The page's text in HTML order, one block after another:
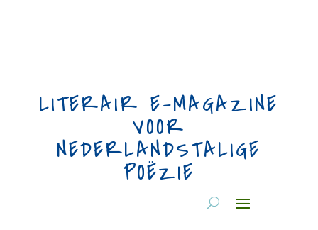
LITERAIR E-MAGAZINE
VOOR
NEDERLANDSTALIGE
POËZIE